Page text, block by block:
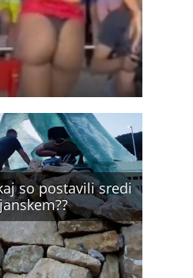
so postavili sredi